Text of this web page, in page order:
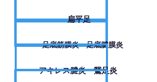
扁平足
足底筋膜炎・足底腱膜炎
アキレス腱炎・鵞足炎